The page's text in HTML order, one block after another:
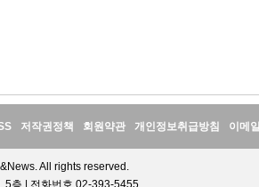
저작권정책 회원약관 개인정보취급방침 이메
All rights reserved.
5층 | 전화번호 02-393-5455